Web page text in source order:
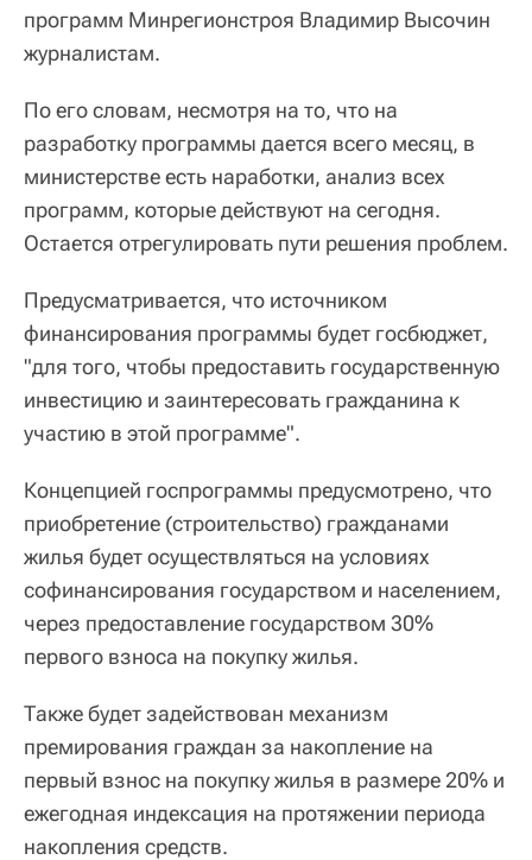
программ Минрегионстроя Владимир Высочин
журналистам.
По его словам, несмотря на то, что на
разработку программы дается всего месяц, в
министерстве есть наработки, анализ всех
программ, которые действуют на сегодня.
Остается отрегулировать пути решения проблем.
Предусматривается, что источником
финансирования программы будет госбюджет,
"для того, чтобы предоставить государственную
инвестицию и заинтересовать гражданина к
участию в этой программе".
Концепцией госпрограммы предусмотрено, что
приобретение (строительство) гражданами
жилья будет осуществляться на условиях
софинансирования государством и населением,
через предоставление государством 30%
первого взноса на покупку жилья.
Также будет задействован механизм
премирования граждан за накопление на
первый взнос на покупку жилья в размере 20% и
ежегодная индексация на протяжении периода
накопления средств.